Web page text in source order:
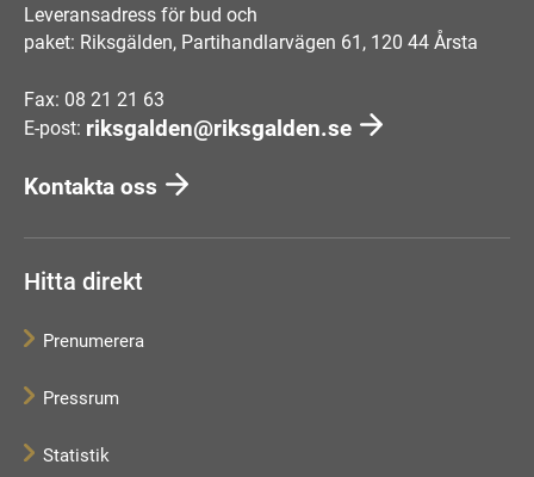
Leveransadress för bud och
paket: Riksgälden, Partihandlarvägen 61, 120 44 Årsta
Fax: 08 21 21 63
E-post: riksgalden@riksgalden.se
Kontakta oss
Hitta direkt
Prenumerera
Pressrum
Statistik